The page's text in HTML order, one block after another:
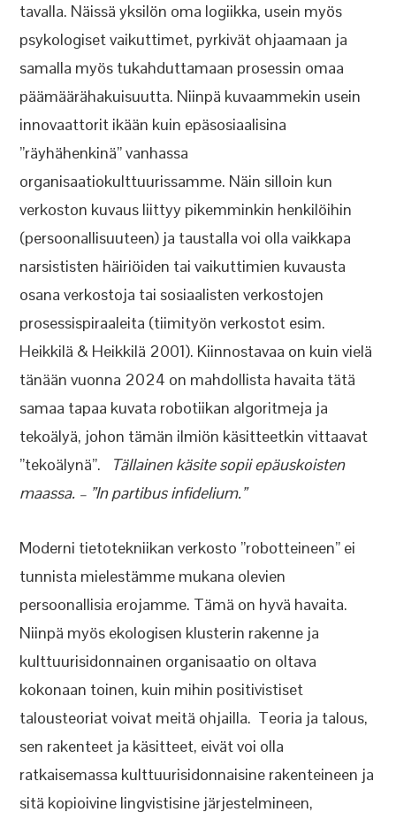
tavalla. Näissä yksilön oma logiikka, usein myös
psykologiset vaikuttimet, pyrkivät ohjaamaan ja
samalla myös tukahduttamaan prosessin omaa
päämäärähakuisuutta. Niinpä kuvaammekin usein
innovaattorit ikään kuin epäsosiaalisina
”räyhähenkinä” vanhassa
organisaatiokulttuurissamme. Näin silloin kun
verkoston kuvaus liittyy pikemminkin henkilöihin
(persoonallisuuteen) ja taustalla voi olla vaikkapa
narsististen häiriöiden tai vaikuttimien kuvausta
osana verkostoja tai sosiaalisten verkostojen
prosessispiraaleita (tiimityön verkostot esim.
Heikkilä & Heikkilä 2001). Kiinnostavaa on kuin vielä
tänään vuonna 2024 on mahdollista havaita tätä
samaa tapaa kuvata robotiikan algoritmeja ja
tekoälyä, johon tämän ilmiön käsitteetkin vittaavat
”tekoälynä”.
Tällainen käsite sopii epäuskoisten
maassa. – ”In partibus infidelium.”
Moderni tietotekniikan verkosto ”robotteineen” ei
tunnista mielestämme mukana olevien
persoonallisia erojamme. Tämä on hyvä havaita.
Niinpä myös ekologisen klusterin rakenne ja
kulttuurisidonnainen organisaatio on oltava
kokonaan toinen, kuin mihin positivistiset
talousteoriat voivat meitä ohjailla. Teoria ja talous,
sen rakenteet ja käsitteet, eivät voi olla
ratkaisemassa kulttuurisidonnaisine rakenteineen ja
sitä kopioivine lingvistisine järjestelmineen,